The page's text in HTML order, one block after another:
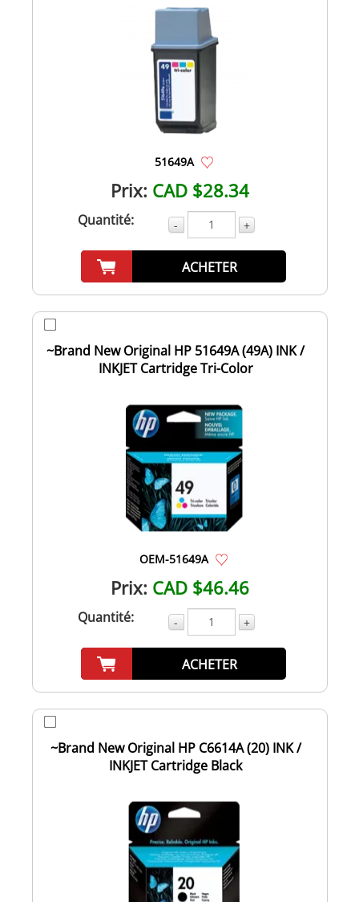
51649A
Prix: CAD $28.34
Quantité: - +
ACHETER
~Brand New Original HP 51649A (49A) INK /
INKJET Cartridge Tri-Color
OEM-51649A
Prix: CAD $46.46
Quantité: - +
ACHETER
~Brand New Original HP C6614A (20) INK /
INKJET Cartridge Black